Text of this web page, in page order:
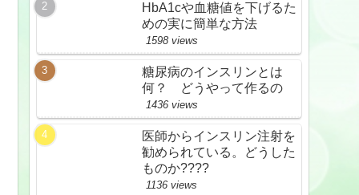
HbA1cや血糖値を下げるた
めの実に簡単な方法
1598 views
糖尿病のインスリンとは
何？ どうやって作るの
1436 views
医師からインスリン注射を
勧められている。どうした
ものか????
1136 views